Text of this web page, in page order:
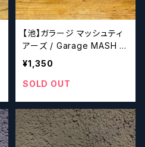
【池】ガラージ マッシュティ
アーズ / Garage MASH T
EARS
¥1,350
SOLD OUT